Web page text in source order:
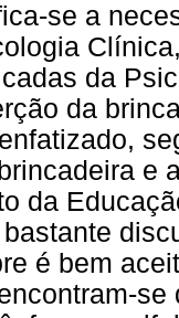
se a
da
da
e
da
é bem